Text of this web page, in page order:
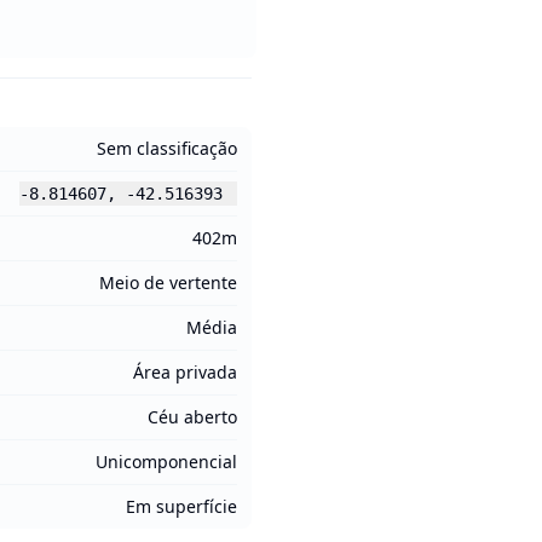
Sem classificação
-8.814607, -42.516393
402m
Meio de vertente
Média
Área privada
Céu aberto
Unicomponencial
Em superfície